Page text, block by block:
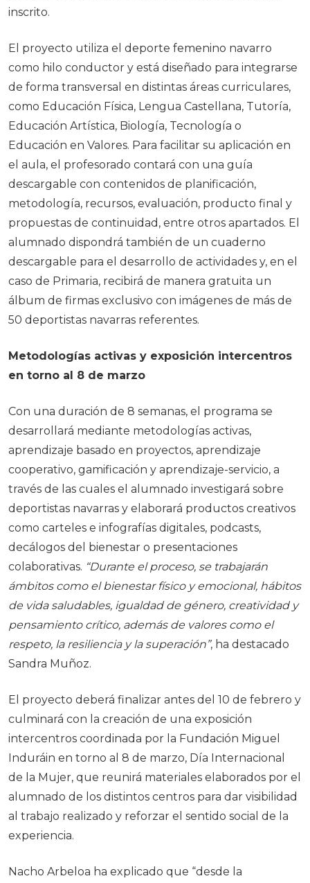
inscrito.
El proyecto utiliza el deporte femenino navarro
como hilo conductor y está diseñado para integrarse
de forma transversal en distintas áreas curriculares,
como Educación Física, Lengua Castellana, Tutoría,
Educación Artística, Biología, Tecnología o
Educación en Valores. Para facilitar su aplicación en
el aula, el profesorado contará con una guía
descargable con contenidos de planificación,
metodología, recursos, evaluación, producto final y
propuestas de continuidad, entre otros apartados. El
alumnado dispondrá también de un cuaderno
descargable para el desarrollo de actividades y, en el
caso de Primaria, recibirá de manera gratuita un
álbum de firmas exclusivo con imágenes de más de
50 deportistas navarras referentes.
Metodologías activas y exposición intercentros
en torno al 8 de marzo
Con una duración de 8 semanas, el programa se
desarrollará mediante metodologías activas,
aprendizaje basado en proyectos, aprendizaje
cooperativo, gamificación y aprendizaje-servicio, a
través de las cuales el alumnado investigará sobre
deportistas navarras y elaborará productos creativos
como carteles e infografías digitales, podcasts,
decálogos del bienestar o presentaciones
colaborativas. “Durante el proceso, se trabajarán
ámbitos como el bienestar físico y emocional, hábitos
de vida saludables, igualdad de género, creatividad y
pensamiento crítico, además de valores como el
respeto, la resiliencia y la superación”, ha destacado
Sandra Muñoz.
El proyecto deberá finalizar antes del 10 de febrero y
culminará con la creación de una exposición
intercentros coordinada por la Fundación Miguel
Induráin en torno al 8 de marzo, Día Internacional
de la Mujer, que reunirá materiales elaborados por el
alumnado de los distintos centros para dar visibilidad
al trabajo realizado y reforzar el sentido social de la
experiencia.
Nacho Arbeloa ha explicado que “desde la